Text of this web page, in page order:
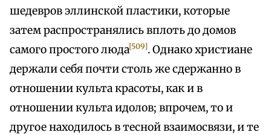
шедевров эллинской пластики, которые
затем распространялись вплоть до домов
самого простого люда[509]. Однако христиане
держали себя почти столь же сдержанно в
отношении культа красоты, как и в
отношении культа идолов; впрочем, то и
другое находилось в тесной взаимосвязи, и те